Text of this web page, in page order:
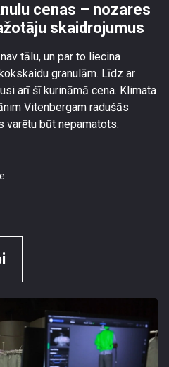
cenas – nozares
skaidrojumus
tālu, un par to liecina
granulām. Līdz ar
arī šī kurināmā cena. Klimata
Vitenbergam radušās
varētu būt nepamatots.